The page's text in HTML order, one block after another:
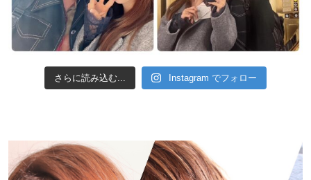
さらに読み込む... Instagram でフォロー